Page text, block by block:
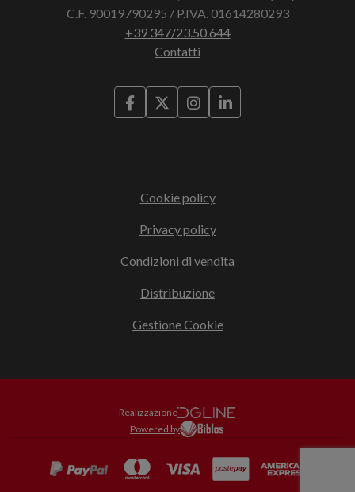
C.F. 90019790295 / P.IVA. 01614280293
+39 347/23.50.644
Contatti
Cookie policy
Privacy policy
Condizioni di vendita
Distribuzione
Gestione Cookie
Realizzazione
Powered by